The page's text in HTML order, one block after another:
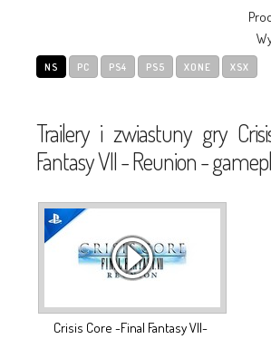
NS PC PS4 PS5 XONE XSX
Trailery i zwiastuny gry
Fantasy VII - Reunion -
Crisis Core -Final Fantasy VII-